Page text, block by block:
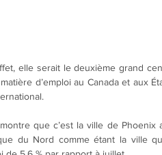
elle serait le deuxième grand
d’emploi au Canada et aux
que c’est la ville de Phoenix
du Nord comme étant la ville